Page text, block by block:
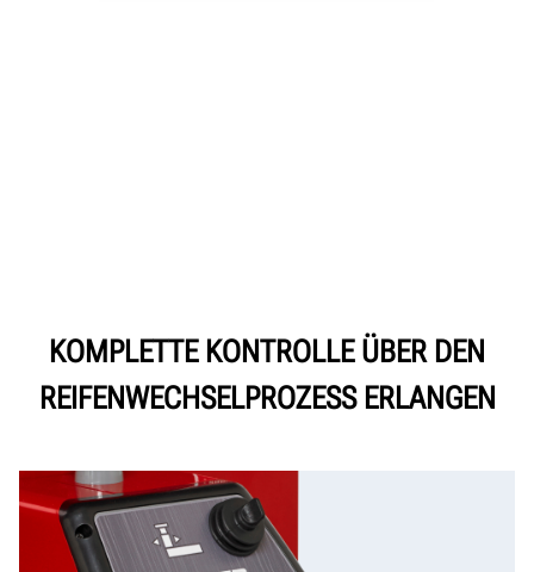
KOMPLETTE KONTROLLE ÜBER DEN
REIFENWECHSELPROZESS ERLANGEN